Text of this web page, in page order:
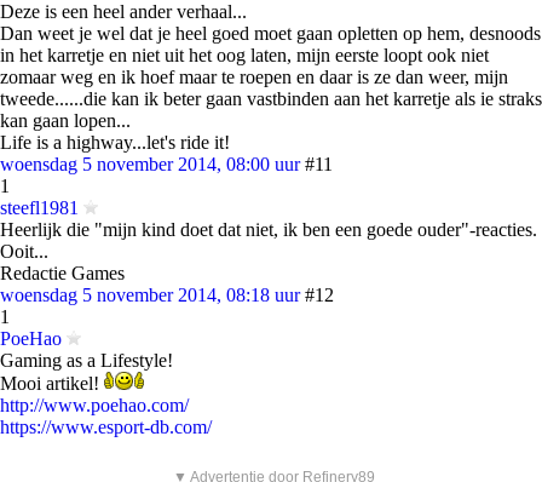
Deze is een heel ander verhaal...
Dan weet je wel dat je heel goed moet gaan opletten op hem, desnoods
in het karretje en niet uit het oog laten, mijn eerste loopt ook niet
zomaar weg en ik hoef maar te roepen en daar is ze dan weer, mijn
tweede......die kan ik beter gaan vastbinden aan het karretje als ie straks
kan gaan lopen...
Life is a highway...let's ride it!
woensdag 5 november 2014, 08:00 uur #11
1
steefl1981
Heerlijk die "mijn kind doet dat niet, ik ben een goede ouder"-reacties.
Ooit...
Redactie Games
woensdag 5 november 2014, 08:18 uur #12
1
PoeHao
Gaming as a Lifestyle!
Mooi artikel!
http://www.poehao.com/
https://www.esport-db.com/
▼ Advertentie door Refinery89